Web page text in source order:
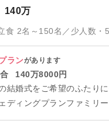
140万
食 2名～150名／少人数・
ランがあります
140万8000円
の結婚式をご希望のふたり
ディングプランファミリ